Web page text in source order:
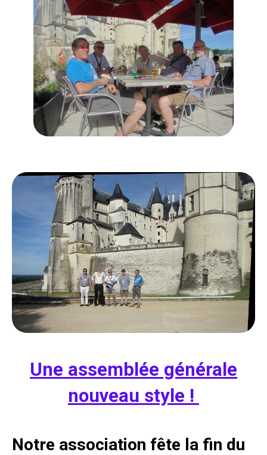
Une assemblée générale
nouveau style !
Notre association fête la fin du